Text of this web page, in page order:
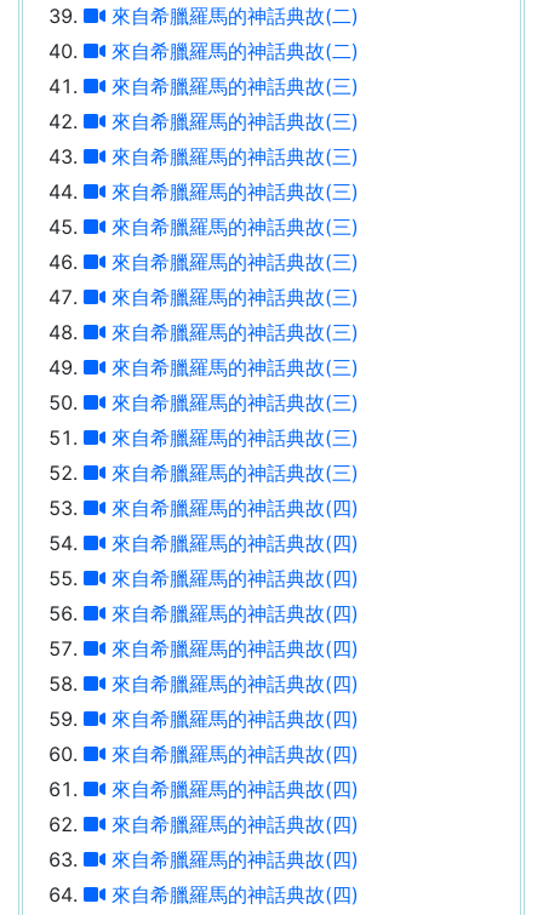
來自希臘羅馬的神話典故(二)
來自希臘羅馬的神話典故(二)
來自希臘羅馬的神話典故(三)
來自希臘羅馬的神話典故(三)
來自希臘羅馬的神話典故(三)
來自希臘羅馬的神話典故(三)
來自希臘羅馬的神話典故(三)
來自希臘羅馬的神話典故(三)
來自希臘羅馬的神話典故(三)
來自希臘羅馬的神話典故(三)
來自希臘羅馬的神話典故(三)
來自希臘羅馬的神話典故(三)
來自希臘羅馬的神話典故(三)
來自希臘羅馬的神話典故(三)
來自希臘羅馬的神話典故(四)
來自希臘羅馬的神話典故(四)
來自希臘羅馬的神話典故(四)
來自希臘羅馬的神話典故(四)
來自希臘羅馬的神話典故(四)
來自希臘羅馬的神話典故(四)
來自希臘羅馬的神話典故(四)
來自希臘羅馬的神話典故(四)
來自希臘羅馬的神話典故(四)
來自希臘羅馬的神話典故(四)
來自希臘羅馬的神話典故(四)
來自希臘羅馬的神話典故(四)